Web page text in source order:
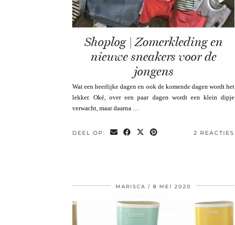
Shoplog | Zomerkleding en
nieuwe sneakers voor de
jongens
Wat een heerlijke dagen en ook de komende dagen wordt het
lekker. Oké, over een paar dagen wordt een klein dipje
verwacht, maar daarna …
DEEL OP: 2 REACTIES
MARISCA 8 MEI 2020